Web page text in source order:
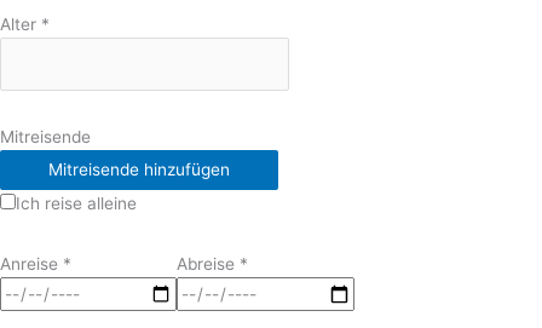
Alter *
Mitreisende
Mitreisende hinzufügen
Ich reise alleine
Anreise * Abreise *